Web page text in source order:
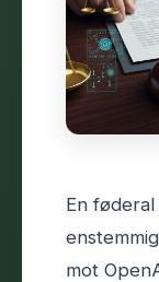
En
mot